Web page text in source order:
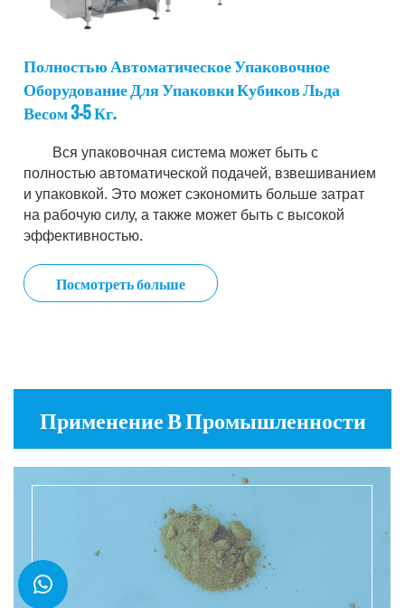
Полностью Автоматическое Упаковочное
Оборудование Для Упаковки Кубиков Льда
Весом 3-5 Кг.
Вся упаковочная система может быть с
полностью автоматической подачей, взвешиванием
и упаковкой. Это может сэкономить больше затрат
на рабочую силу, а также может быть с высокой
эффективностью.
Посмотреть больше
Применение В Промышленности